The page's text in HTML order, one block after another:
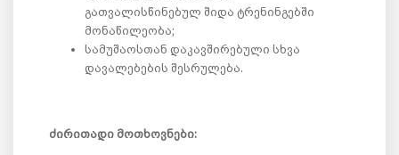
გათვალისწინებულ შიდა ტრენინგებში
მონაწილეობა;
სამუშაოსთან დაკავშირებული სხვა
დავალებების შესრულება.
ძირითადი მოთხოვნები: